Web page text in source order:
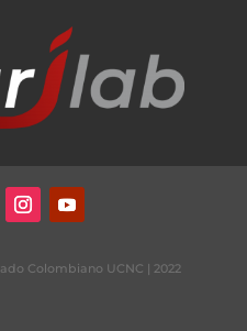
Colombiano UCNC | 2022